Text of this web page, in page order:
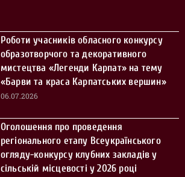
Роботи учасників обласного конкурсу
образотворчого та декоративного
мистецтва «Легенди Карпат» на тему
«Барви та краса Карпатських вершин»
06.07.2026
Оголошення про проведення
регіонального етапу Всеукраїнського
огляду-конкурсу клубних закладів у
сільській місцевості у 2026 році